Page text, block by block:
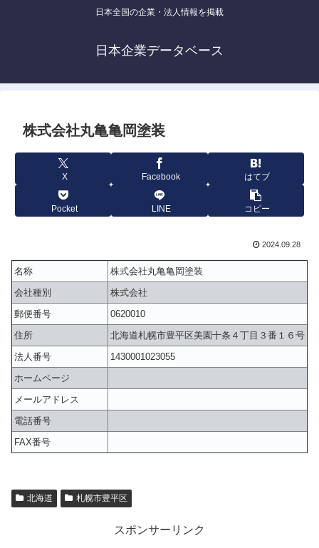
日本全国の企業・法人情報を掲載
日本企業データベース
株式会社丸亀亀岡塗装
X Facebook はてブ
Pocket LINE コピー
2024.09.28
名称
株式会社丸亀亀岡塗装
会社種別
株式会社
郵便番号
0620010
住所
北海道札幌市豊平区美園十条４丁目３番１６号
法人番号
1430001023055
ホームページ
メールアドレス
電話番号
FAX番号
北海道 札幌市豊平区
スポンサーリンク